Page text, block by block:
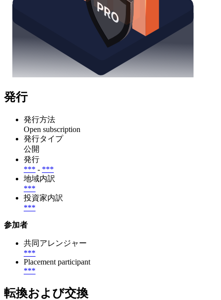
発行
発行方法
Open subscription
発行タイプ
公開
発行
*** - ***
地域内訳
***
投資家内訳
***
参加者
共同アレンジャー
***
Placement participant
***
転換および交換